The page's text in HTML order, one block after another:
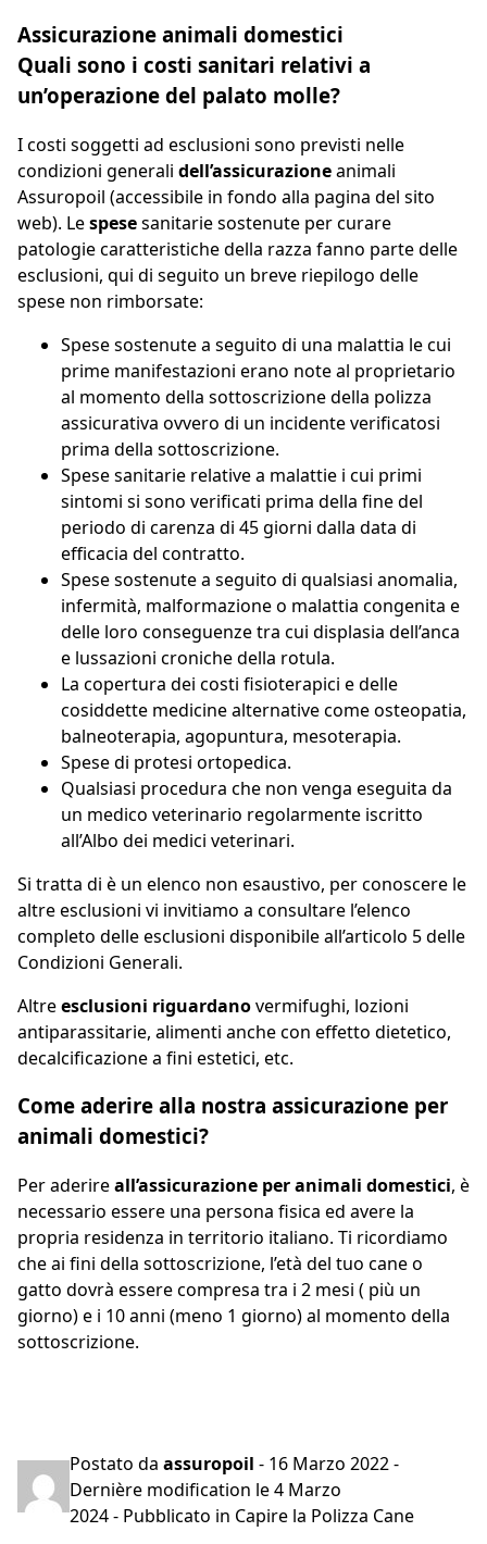
Assicurazione animali domestici
Quali sono i costi sanitari relativi a
un’operazione del palato molle?
I costi soggetti ad esclusioni sono previsti nelle
condizioni generali dell’assicurazioneanimali
Assuropoil (accessibile in fondo alla pagina del sito
web). Lespesesanitarie sostenute per curare
patologie caratteristiche della razza fanno parte delle
esclusioni, qui di seguito un breve riepilogo delle
spese non rimborsate:
Spese sostenute a seguito di una malattia le cui
prime manifestazioni erano note al proprietario
al momento della sottoscrizione della polizza
assicurativa ovvero di un incidente verificatosi
prima della sottoscrizione.
Spese sanitarie relative a malattie i cui primi
sintomi si sono verificati prima della fine del
periodo di carenza di 45 giorni dalla data di
efficacia del contratto.
Spese sostenute a seguito di qualsiasi anomalia,
infermità, malformazione o malattia congenita e
delle loro conseguenze tra cui displasia dell’anca
e lussazioni croniche della rotula.
La copertura dei costi fisioterapici e delle
cosiddette medicine alternative come osteopatia,
balneoterapia, agopuntura, mesoterapia.
Spese di protesi ortopedica.
Qualsiasi procedura che non venga eseguita da
un medico veterinario regolarmente iscritto
all’Albo dei medici veterinari.
Si tratta di è un elenco non esaustivo, per conoscere le
altre esclusioni vi invitiamo a consultare l’elenco
completo delle esclusioni disponibileall’articolo 5 delle
Condizioni Generali.
Altreesclusioni riguardanovermifughi, lozioni
antiparassitarie, alimenti anche con effetto dietetico,
decalcificazione a fini estetici, etc.
Come aderire alla nostra assicurazione per
animali domestici?
Per aderireall’assicurazione per animali domestici, è
necessario essere una persona fisica ed avere la
propria residenza in territorio italiano. Ti ricordiamo
che ai fini della sottoscrizione, l’età del tuo cane o
gatto dovrà essere compresa tra i 2 mesi ( più un
giorno) e i 10 anni (meno 1 giorno) al momento della
sottoscrizione.
Postato da assuropoil - 16 Marzo 2022-
Dernière modification le4 Marzo
2024- Pubblicato in Capire la Polizza Cane